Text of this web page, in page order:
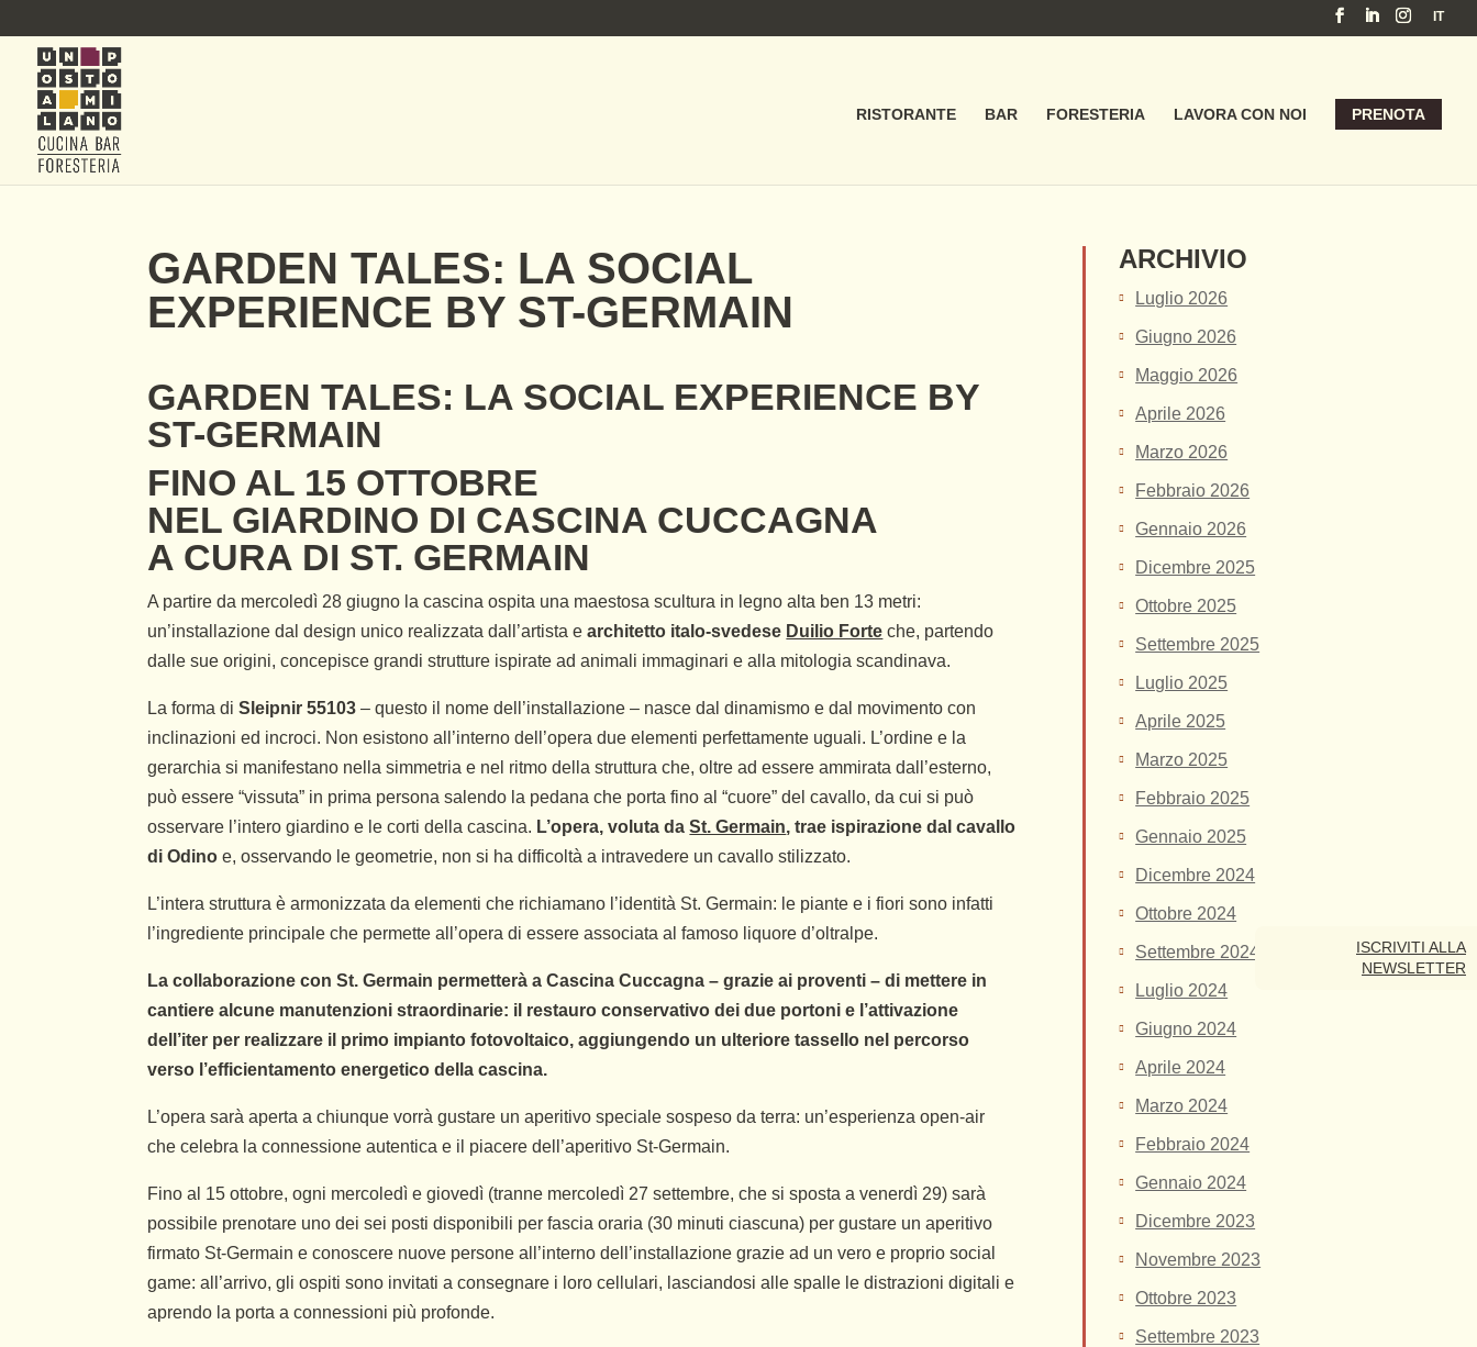
IT
RISTORANTE BAR FORESTERIA LAVORA CON NOI PRENOTA
GARDEN TALES: LA SOCIAL
EXPERIENCE BY ST-GERMAIN
GARDEN TALES: LA SOCIAL EXPERIENCE BY
ST-GERMAIN
FINO AL 15 OTTOBRE
NEL GIARDINO DI CASCINA CUCCAGNA
A CURA DI ST. GERMAIN
A partire da mercoledì 28 giugno la cascina ospita una maestosa scultura in legno alta ben 13 metri:
un’installazione dal design unico realizzata dall’artista earchitetto italo-svedese Duilio Forte che, partendo
dalle sue origini, concepisce grandi strutture ispirate ad animali immaginari e alla mitologia scandinava.
La forma diSleipnir 55103 – questo il nome dell’installazione – nasce dal dinamismo e dal movimento con
inclinazioni ed incroci. Non esistono all’interno dell’opera due elementi perfettamente uguali. L’ordine e la
gerarchia si manifestano nella simmetria e nel ritmo della struttura che, oltre ad essere ammirata dall’esterno,
può essere “vissuta” in prima persona salendo la pedana che porta fino al “cuore” del cavallo, da cui si può
osservare l’intero giardino e le corti della cascina. L’opera, voluta daSt. Germain, trae ispirazione dal cavallo
di Odino e, osservando le geometrie, non si ha difficoltà a intravedere un cavallo stilizzato.
L’intera struttura è armonizzata da elementi che richiamano l’identità St. Germain: le piante e i fiori sono infatti
l’ingrediente principale che permette all’opera di essere associata al famoso liquore d’oltralpe.
La collaborazione con St. Germain permetterà a Cascina Cuccagna – grazie ai proventi – di mettere in
cantiere alcune manutenzioni straordinarie: il restauro conservativo dei due portoni e l’attivazione
dell’iter per realizzare il primo impianto fotovoltaico, aggiungendo un ulteriore tassello nel percorso
verso l’efficientamento energetico della cascina.
L’opera sarà aperta a chiunque vorrà gustare un aperitivo speciale sospeso da terra: un’esperienza open-air
che celebra la connessione autentica e il piacere dell’aperitivo St-Germain.
Fino al 15 ottobre, ogni mercoledì e giovedì (tranne mercoledì 27 settembre, che si sposta a venerdì 29) sarà
possibile prenotare uno dei sei posti disponibili per fascia oraria (30 minuti ciascuna) per gustare un aperitivo
firmato St-Germain e conoscere nuove persone all’interno dell’installazione grazie ad un vero e proprio social
game: all’arrivo, gli ospiti sono invitati a consegnare i loro cellulari, lasciandosi alle spalle le distrazioni digitali e
aprendo la porta a connessioni più profonde.
ARCHIVIO
Luglio 2026
Giugno 2026
Maggio 2026
Aprile 2026
Marzo 2026
Febbraio 2026
Gennaio 2026
Dicembre 2025
Ottobre 2025
Settembre 2025
Luglio 2025
Aprile 2025
Marzo 2025
Febbraio 2025
Gennaio 2025
Dicembre 2024
Ottobre 2024
Settembre 2024
Luglio 2024
Giugno 2024
Aprile 2024
Marzo 2024
Febbraio 2024
Gennaio 2024
Dicembre 2023
Novembre 2023
Ottobre 2023
Settembre 2023
ISCRIVITI ALLA
NEWSLETTER